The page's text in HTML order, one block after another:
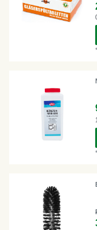
1